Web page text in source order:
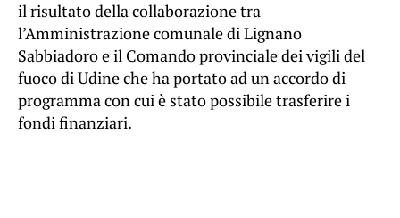
il risultato della collaborazione tra
l’Amministrazione comunale di Lignano
Sabbiadoro e il Comando provinciale dei vigili del
fuoco di Udine che ha portato ad un accordo di
programma con cui è stato possibile trasferire i
fondi finanziari.